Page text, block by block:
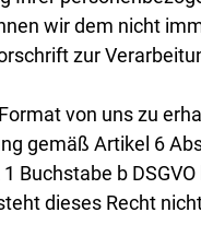
wir dem nicht
zur
von uns zu
gemäß Artikel 6
Buchstabe b
dieses Recht